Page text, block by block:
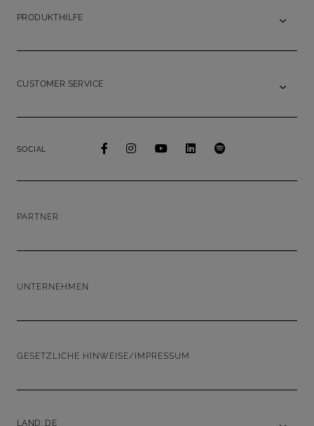
PRODUKTHILFE
CUSTOMER SERVICE
SOCIAL
PARTNER
UNTERNEHMEN
GESETZLICHE HINWEISE/IMPRESSUM
LAND: DE